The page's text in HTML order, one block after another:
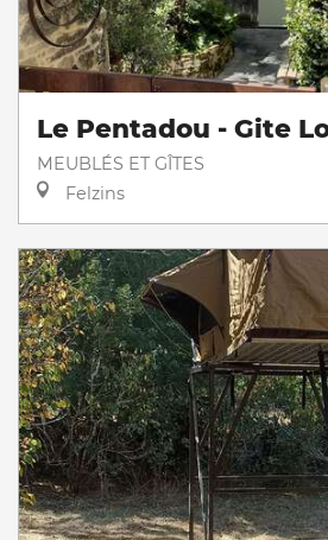
Le Pentadou - Gite
MEUBLÉS ET GÎTES
Felzins